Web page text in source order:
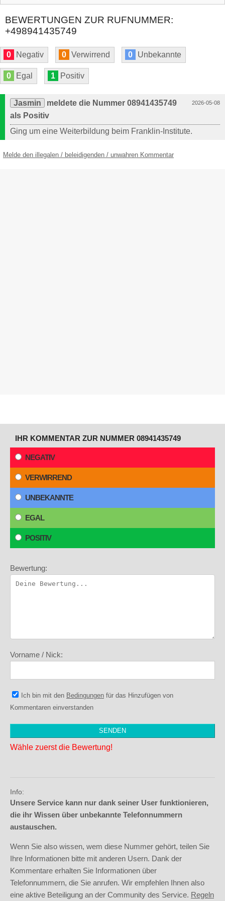
BEWERTUNGEN ZUR RUFNUMMER:
+498941435749
0 Negativ 0 Verwirrend 0 Unbekannte
0 Egal 1 Positiv
2026-05-08
Jasmin
meldete die Nummer 08941435749
als Positiv
Ging um eine Weiterbildung beim Franklin-Institute.
Melde den illegalen / beleidigenden / unwahren Kommentar
IHR KOMMENTAR ZUR NUMMER 08941435749
NEGATIV
VERWIRREND
UNBEKANNTE
EGAL
POSITIV
Bewertung:
Vorname / Nick:
Ich bin mit den Bedingungen für das Hinzufügen von
Kommentaren einverstanden
Wähle zuerst die Bewertung!
Info:
Unsere Service kann nur dank seiner User funktionieren,
die ihr Wissen über unbekannte Telefonnummern
austauschen.
Wenn Sie also wissen, wem diese Nummer gehört, teilen Sie
Ihre Informationen bitte mit anderen Usern. Dank der
Kommentare erhalten Sie Informationen über
Telefonnummern, die Sie anrufen. Wir empfehlen Ihnen also
eine aktive Beteiligung an der Community des Service. Regeln